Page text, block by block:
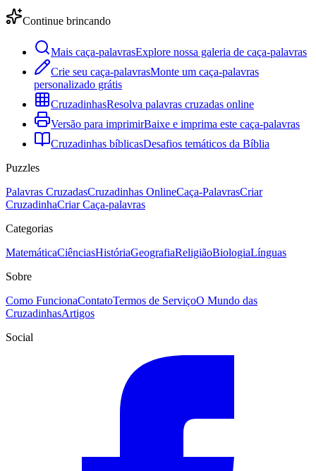
Continue brincando
Mais caça-palavrasExplore nossa galeria de caça-palavras
Crie seu caça-palavrasMonte um caça-palavras
personalizado grátis
CruzadinhasResolva palavras cruzadas online
Versão para imprimirBaixe e imprima este caça-palavras
Cruzadinhas bíblicasDesafios temáticos da Bíblia
Puzzles
Palavras CruzadasCruzadinhas OnlineCaça-PalavrasCriar
CruzadinhaCriar Caça-palavras
Categorias
MatemáticaCiênciasHistóriaGeografiaReligiãoBiologiaLínguas
Sobre
Como FuncionaContatoTermos de ServiçoO Mundo das
CruzadinhasArtigos
Social